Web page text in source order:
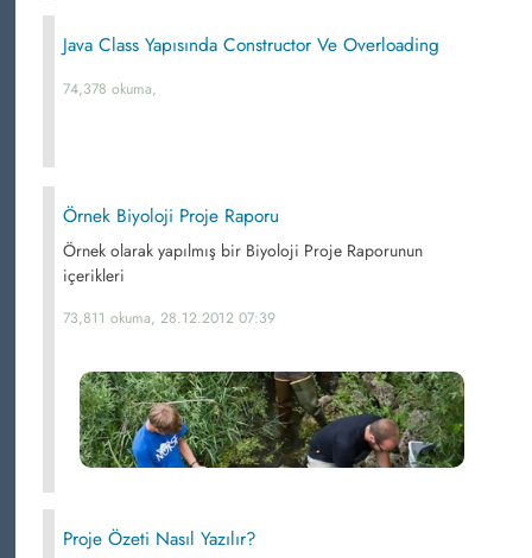
Java Class Yapısında Constructor Ve Overloading
74,378 okuma,
Örnek Biyoloji Proje Raporu
Örnek olarak yapılmış bir Biyoloji Proje Raporunun
içerikleri
73,811 okuma, 28.12.2012 07:39
Proje Özeti Nasıl Yazılır?